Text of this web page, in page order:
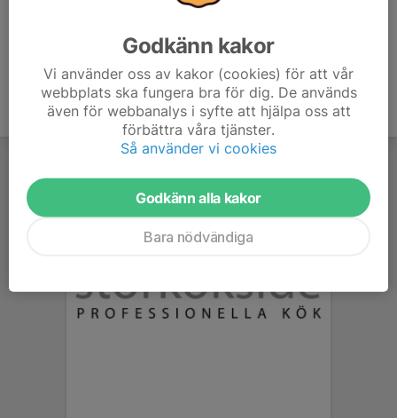
Godkänn kakor
Vi använder oss av kakor (cookies) för att vår
webbplats ska fungera bra för dig. De används
även för webbanalys i syfte att hjälpa oss att
förbättra våra tjänster.
Så använder vi cookies
Godkänn alla kakor
Bara nödvändiga